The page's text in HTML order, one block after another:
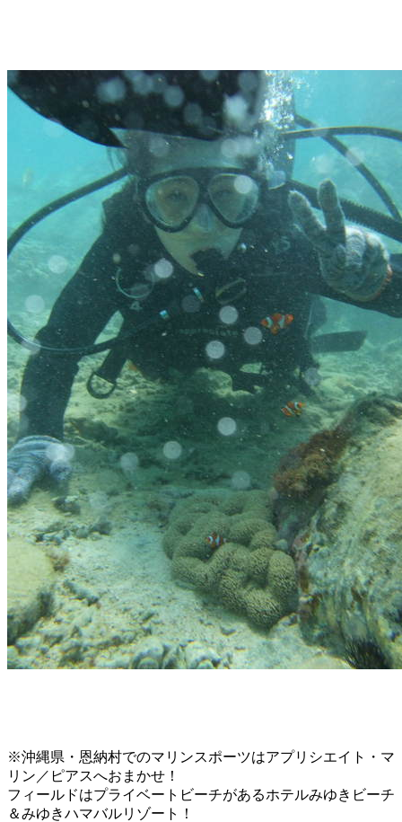
※沖縄県・恩納村でのマリンスポーツはアプリシエイト・マ
リン／ピアスへおまかせ！
フィールドはプライベートビーチがあるホテルみゆきビーチ
＆みゆきハマバルリゾート！